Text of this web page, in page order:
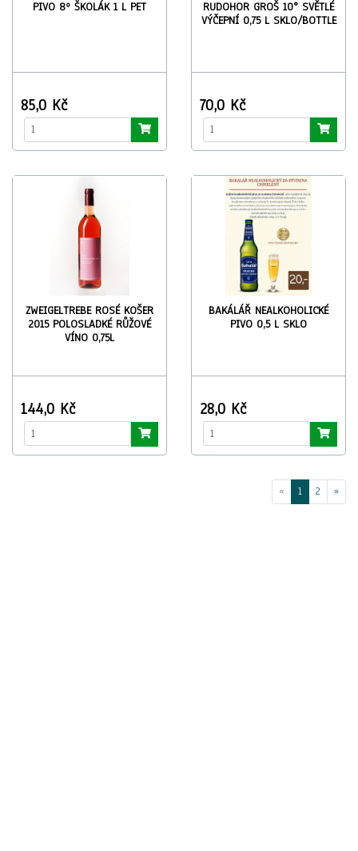
PIVO 8º ŠKOLÁK 1 L PET
85,0 Kč
RUDOHOR GROŠ 10° SVĚTLÉ
VÝČEPNÍ 0,75 L SKLO/BOTTLE
70,0 Kč
ZWEIGELTREBE ROSÉ KOŠER
2015 POLOSLADKÉ RŮŽOVÉ
VÍNO 0,75L
144,0 Kč
BAKÁLÁŘ NEALKOHOLICKÉ
PIVO 0,5 L SKLO
28,0 Kč
« 1 2 »